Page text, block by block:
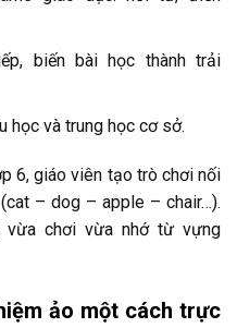
biến bài học thành trải
học và trung học cơ sở.
6, giáo viên tạo trò chơi nối
– dog – apple – chair…).
vừa chơi vừa nhớ từ vựng
ảo một cách trực